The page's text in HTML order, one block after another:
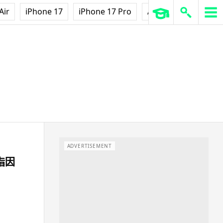
iPhone 17 iPhone 17 Pro AirPods Pro 3
因
ADVERTISEMENT